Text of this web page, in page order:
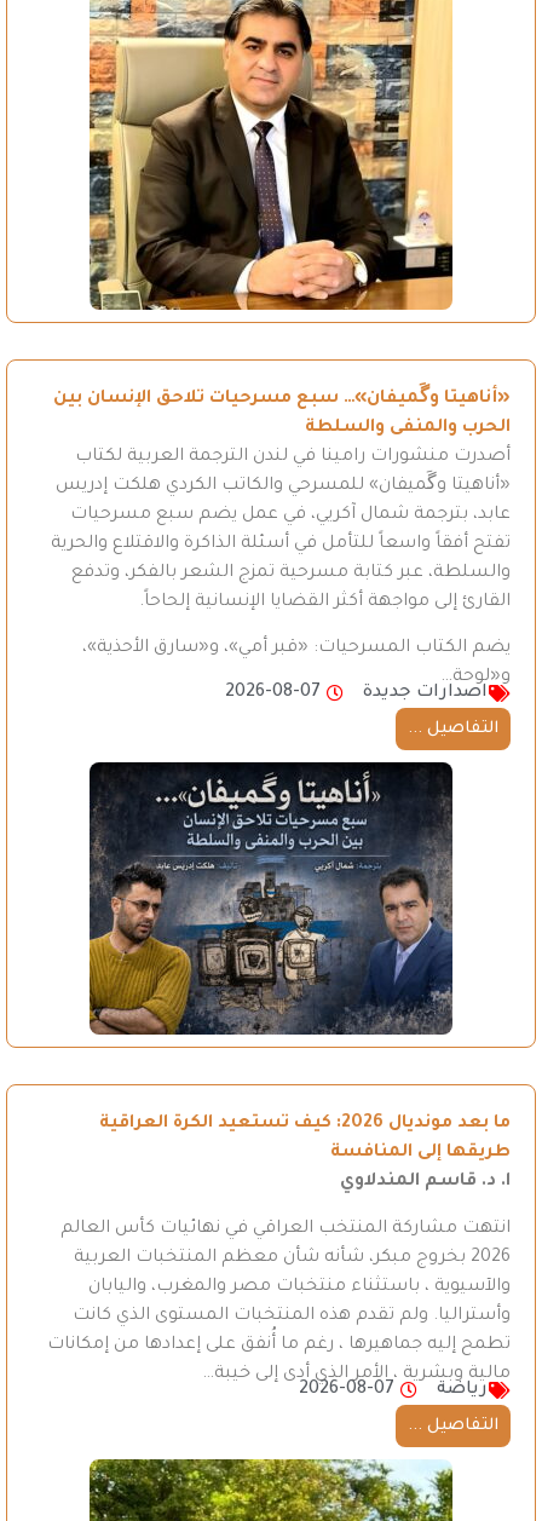
«أناهيتا وگَميفان»… سبع مسرحيات تلاحق الإنسان بين
الحرب والمنفى والسلطة
أصدرت منشورات رامينا في لندن الترجمة العربية لكتاب
«أناهيتا وگَميفان» للمسرحي والكاتب الكردي هلكت إدريس
عابد، بترجمة شمال آكريي، في عمل يضم سبع مسرحيات
تفتح أفقاً واسعاً للتأمل في أسئلة الذاكرة والاقتلاع والحرية
والسلطة، عبر كتابة مسرحية تمزج الشعر بالفكر، وتدفع
القارئ إلى مواجهة أكثر القضايا الإنسانية إلحاحاً.
يضم الكتاب المسرحيات: «قبر أمي»، و«سارق الأحذية»،
و«لوحة…
اصدارات جديدة
2026-08-07
التفاصيل ...
ما بعد مونديال 2026: كيف تستعيد الكرة العراقية
طريقها إلى المنافسة
ا. د. قاسم المندلاوي
انتهت مشاركة المنتخب العراقي في نهائيات كأس العالم
2026 بخروج مبكر، شأنه شأن معظم المنتخبات العربية
والآسيوية ، باستثناء منتخبات مصر والمغرب، واليابان
وأستراليا. ولم تقدم هذه المنتخبات المستوى الذي كانت
تطمح إليه جماهيرها ، رغم ما أُنفق على إعدادها من إمكانات
مالية وبشرية ، الأمر الذي أدى إلى خيبة…
رياضة
2026-08-07
التفاصيل ...